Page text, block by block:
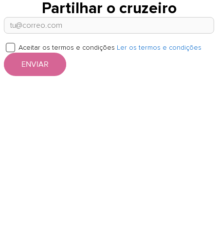
Partilhar o cruzeiro
Aceitar os termos e condições Ler os termos e condições
ENVIAR